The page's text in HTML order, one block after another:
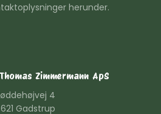
herunder.
Zimmermann ApS
4
Gadstrup